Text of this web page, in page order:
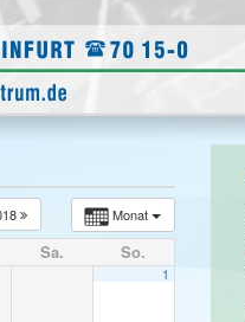
Monat
Sa. So.
1